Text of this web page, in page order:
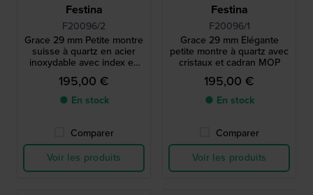
Festina
F20096/2
Grace 29 mm Petite montre
suisse à quartz en acier
inoxydable avec index en
cristal
195,00 €
● En stock
Comparer
Voir les produits
Festina
F20096/1
Grace 29 mm Élégante
petite montre à quartz avec
cristaux et cadran MOP
195,00 €
● En stock
Comparer
Voir les produits